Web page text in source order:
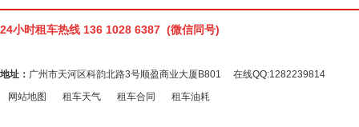
24小时租车热线 136 1028 6387 (微信同号)
地址： 广州市天河区科韵北路3号顺盈商业大厦B801 在线QQ:1282239814
网站地图
租车天气 租车合同 租车油耗